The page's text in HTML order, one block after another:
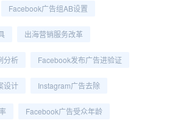
Facebook广告组AB设置
出海营销服务改革
分析 Facebook发布广告进验证
设计 Instagram广告去除
Facebook广告受众年龄